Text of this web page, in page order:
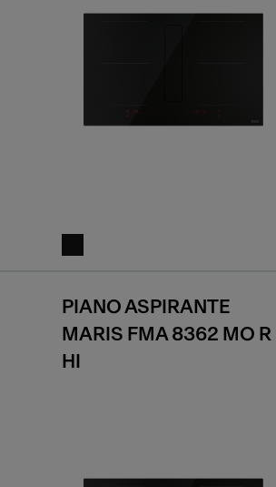
PIANO ASPIRANTE
MARIS FMA 8362 MO R
HI